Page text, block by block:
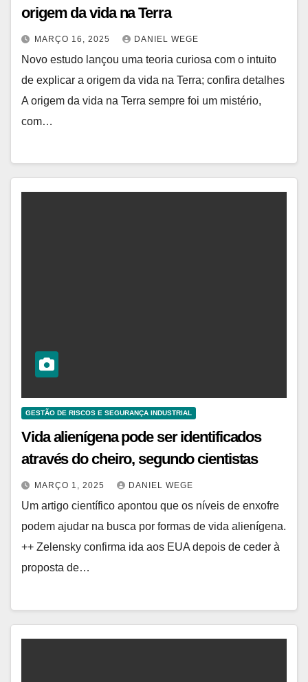
origem da vida na Terra
MARÇO 16, 2025 DANIEL WEGE
Novo estudo lançou uma teoria curiosa com o intuito
de explicar a origem da vida na Terra; confira detalhes
A origem da vida na Terra sempre foi um mistério,
com…
GESTÃO DE RISCOS E SEGURANÇA INDUSTRIAL
Vida alienígena pode ser identificados
através do cheiro, segundo cientistas
MARÇO 1, 2025 DANIEL WEGE
Um artigo científico apontou que os níveis de enxofre
podem ajudar na busca por formas de vida alienígena.
++ Zelensky confirma ida aos EUA depois de ceder à
proposta de…